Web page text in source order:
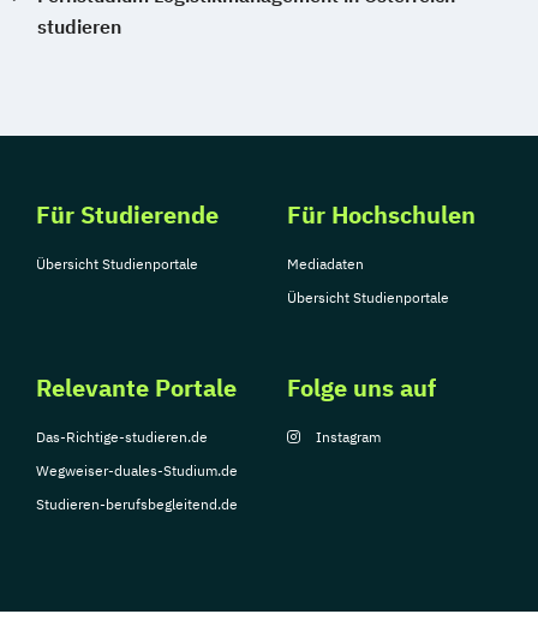
studieren
Für Studierende
Übersicht Studienportale
Für Hochschulen
Mediadaten
Übersicht Studienportale
Relevante Portale
Das-Richtige-studieren.de
Wegweiser-duales-Studium.de
Studieren-berufsbegleitend.de
Folge uns auf
Instagram